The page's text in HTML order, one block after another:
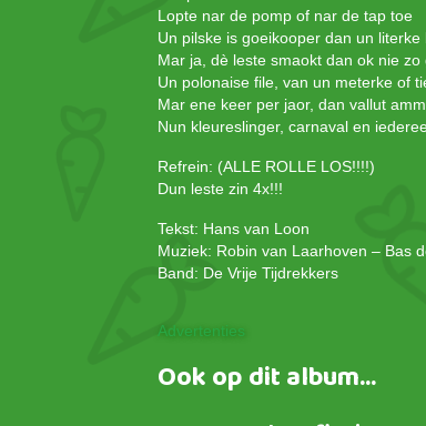
Lopte nar de pomp of nar de tap toe
Un pilske is goeikooper dan un literke
Mar ja, dè leste smaokt dan ok nie zo
Un polonaise file, van un meterke of
Mar ene keer per jaor, dan vallut
Nun kleureslinger, carnaval en
Refrein: (ALLE ROLLE LOS!!!!)
Dun leste zin 4x!!!
Tekst: Hans van Loon
Muziek: Robin van Laarhoven – Bas
Band: De Vrije Tijdrekkers
Advertenties
Ook op dit album...